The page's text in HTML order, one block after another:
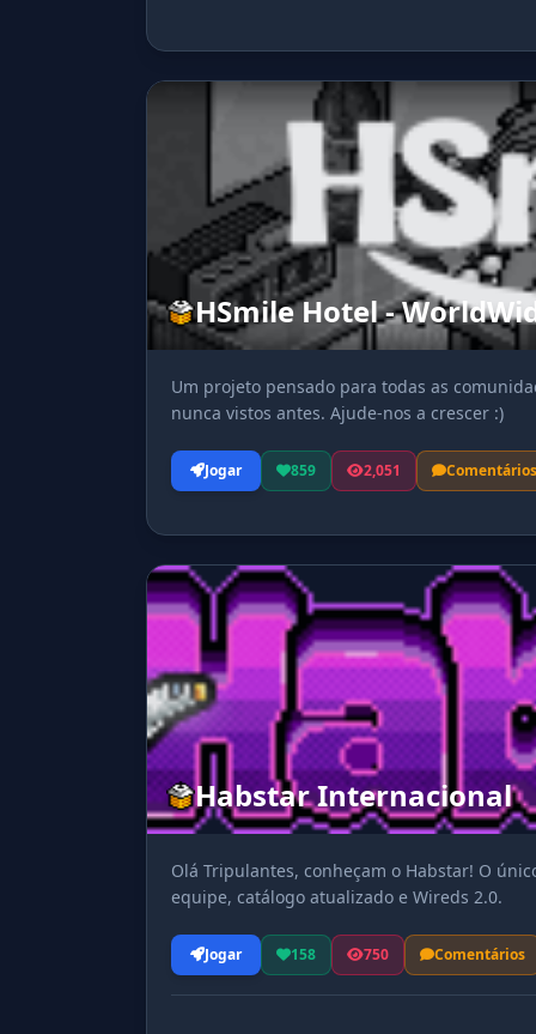
HSmile Hotel -
Um projeto pensado para todas as
nunca vistos antes. Ajude-nos a crescer :)
Jogar 859 2,051 Comentários
Habstar Internacional
Olá Tripulantes, conheçam o Habstar! O
equipe, catálogo atualizado e Wireds 2.0.
Jogar 158 750 Comentários